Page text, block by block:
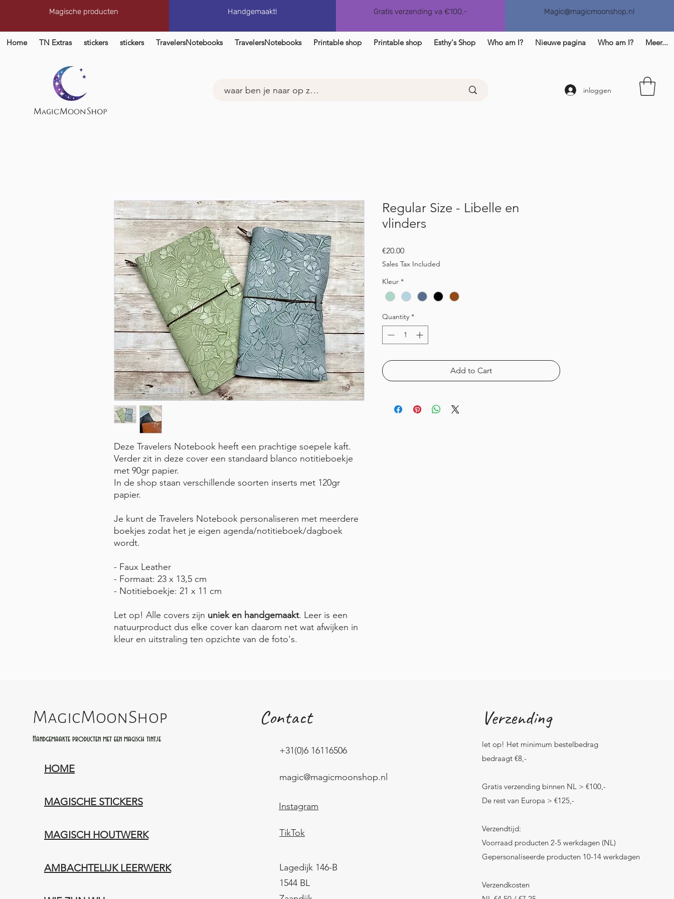
Magische producten Handgemaakt! Gratis verzending va €100,- Magic@magicmoonshop.nl
Home TN Extras stickers stickers TravelersNotebooks TravelersNotebooks Printable shop Printable shop Esthy's Shop Who am I? Nieuwe pagina Who am I? Meer...
inloggen
Deze Travelers Notebook heeft een prachtige soepele kaft.
Verder zit in deze cover een standaard blanco notitieboekje
met 90gr papier.
In de shop staan verschillende soorten inserts met 120gr
papier.
Je kunt de Travelers Notebook personaliseren met meerdere
boekjes zodat het je eigen agenda/notitieboek/dagboek
wordt.
- Faux Leather
- Formaat: 23 x 13,5 cm
- Notitieboekje: 21 x 11 cm
Let op! Alle covers zijn uniek en handgemaakt. Leer is een
natuurproduct dus elke cover kan daarom net wat afwijken in
kleur en uitstraling ten opzichte van de foto's.
Regular Size - Libelle en
vlinders
€20.00Price
Sales Tax Included
Kleur *
Quantity *
Add to Cart
MagicMoonShop
Handgemaakte producten met een magisch tintje
HOME
MAGISCHE STICKERS
MAGISCH HOUTWERK
AMBACHTELIJK LEERWERK​
Contact
+31(0)6 16116506
magic@magicmoonshop.nl
Instagram
TikTok
Lagedijk 146-B
1544 BL
Verzending
let op! Het minimum bestelbedrag
bedraagt €8,-
Gratis verzending binnen NL > €100,-
De rest van Europa > €125,-
Verzendtijd:
Voorraad producten 2-5 werkdagen (NL)
Gepersonaliseerde producten 10-14 werkdagen
Verzendkosten